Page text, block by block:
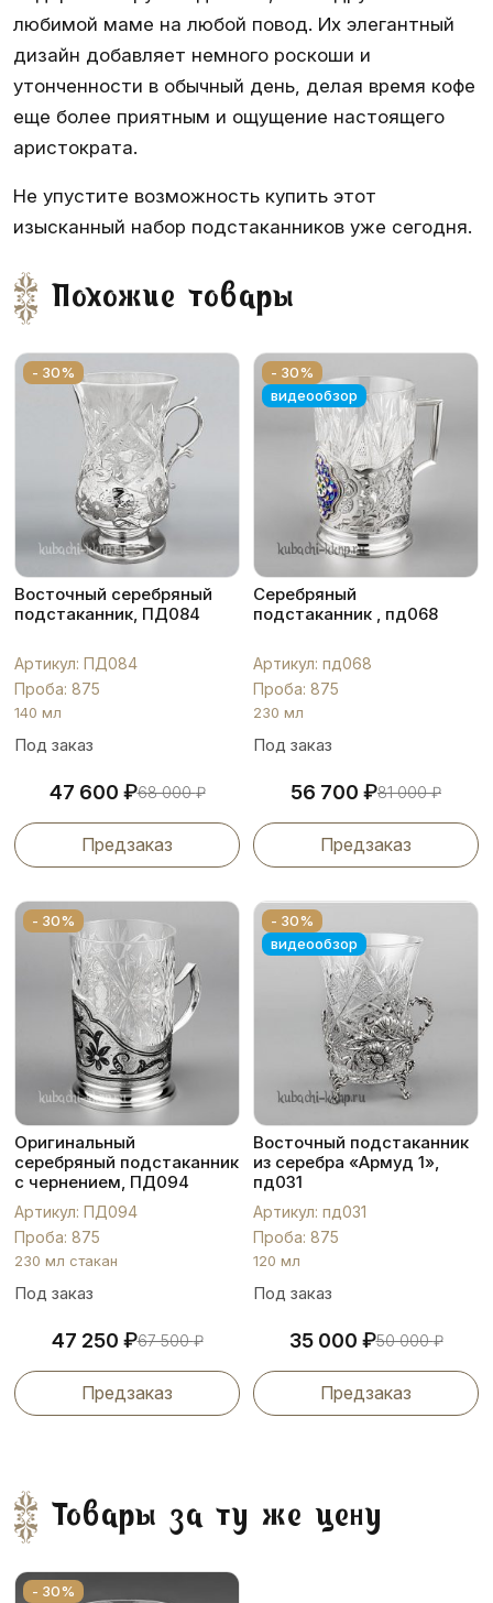
любимой маме на любой повод. Их элегантный
дизайн добавляет немного роскоши и
утонченности в обычный день, делая время кофе
еще более приятным и ощущение настоящего
аристократа.
Не упустите возможность купить этот
изысканный набор подстаканников уже сегодня.
Похожие товары
- 30%
Восточный серебряный
подстаканник, ПД084
Артикул: ПД084
Проба: 875
140 мл
Под заказ
47 600 ₽68 000₽
Предзаказ
- 30%
видеообзор
Серебряный
подстаканник , пд068
Артикул: пд068
Проба: 875
230 мл
Под заказ
56 700 ₽81 000₽
Предзаказ
- 30%
Оригинальный
серебряный подстаканник
с чернением, ПД094
Артикул: ПД094
Проба: 875
230 мл стакан
Под заказ
47 250 ₽67 500₽
Предзаказ
- 30%
видеообзор
Восточный подстаканник
из серебра «Армуд 1»,
пд031
Артикул: пд031
Проба: 875
120 мл
Под заказ
35 000 ₽50 000₽
Предзаказ
Товары за ту же цену
- 30%